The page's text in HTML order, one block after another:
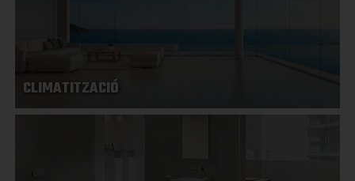
CLIMATITZACIÓ